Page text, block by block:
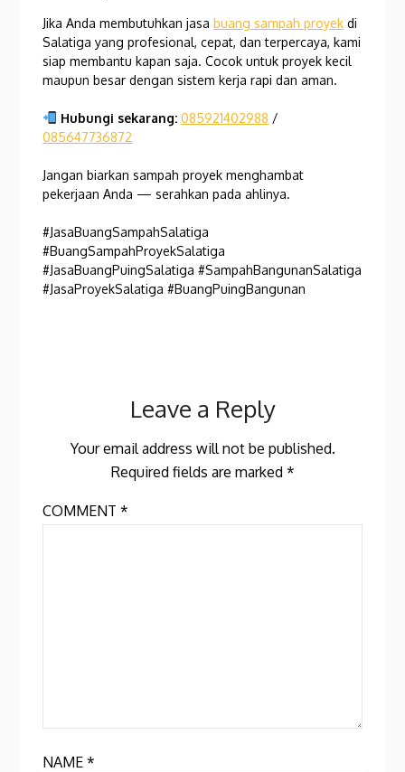
Jika Anda membutuhkan jasabuang sampah proyek di
Salatiga yang profesional, cepat, dan terpercaya, kami
siap membantu kapan saja. Cocok untuk proyek kecil
maupun besar dengan sistem kerja rapi dan aman.
Hubungi sekarang: 085921402988 /
085647736872
Jangan biarkan sampah proyek menghambat
pekerjaan Anda — serahkan pada ahlinya.
#JasaBuangSampahSalatiga
#BuangSampahProyekSalatiga
#JasaBuangPuingSalatiga #SampahBangunanSalatiga
#JasaProyekSalatiga #BuangPuingBangunan
Leave a Reply
Your email address will not be published.
Required fields are marked *
COMMENT*
NAME*